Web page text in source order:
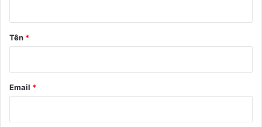
n
Tên *
Email *